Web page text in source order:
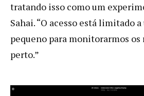
tratando isso como um
Sahai. “O acesso está limitado
pequeno para monitorarmos os
perto.”